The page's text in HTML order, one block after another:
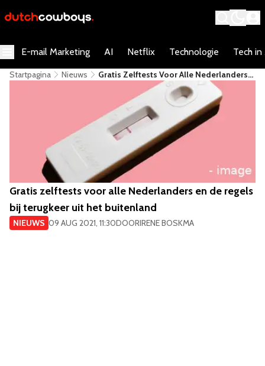
E-mail Marketing AI Netflix Technologie Tech in
Startpagina Nieuws
Gratis Zelftests Voor Alle Nederlanders
En De Regels Bij Terugkeer Uit Het
Buitenland
Gratis zelftests voor alle Nederlanders en de regels
bij terugkeer uit het buitenland
NIEUWS 09 AUG 2021, 11:30DOORIRENE BOSKMA